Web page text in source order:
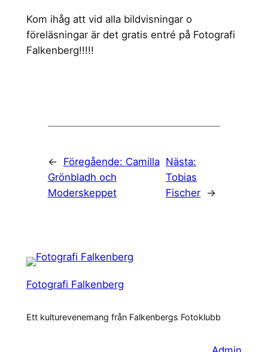
Kom ihåg att vid alla bildvisningar o
föreläsningar är det gratis entré på Fotografi
Falkenberg!!!!!
← Föregående: Camilla
Grönbladh och
Moderskeppet
Nästa:
Tobias
Fischer →
Fotografi Falkenberg
Ett kulturevenemang från Falkenbergs Fotoklubb